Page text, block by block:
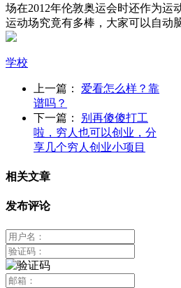
场在2012年伦敦奥运会时还作为运
运动场究竟有多棒，大家可以自动
学校
上一篇：
爱看怎么样？靠
谱吗？
下一篇：
别再傻傻打工
啦，穷人也可以创业，分
享几个穷人创业小项目
相关文章
发布评论